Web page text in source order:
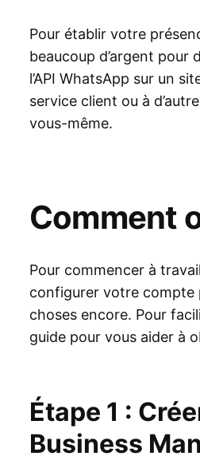
Pour établir votre
beaucoup d’argent pour
l’API WhatsApp sur un
service client ou à
vous-même.
Comment
Pour commencer à
configurer votre compte
choses encore. Pour
guide pour vous aider à
Étape 1 :
Business